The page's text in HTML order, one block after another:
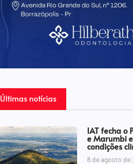
Últimas notícias
IAT fecha o
e Marumbi
condições
8 de agosto de